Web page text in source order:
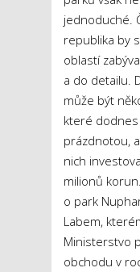
jednoduché.
republika by
oblastí
a do detailu.
může být
které dodnes
prázdnotou,
nich
milionů
o park
Labem,
Ministerstvo
obchodu v